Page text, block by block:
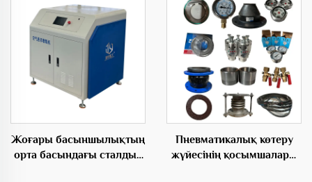
Жоғары басыншылықтың
орта басындағы сталдық
Пневматикалық көтеру
жүйесінің қосымшалары